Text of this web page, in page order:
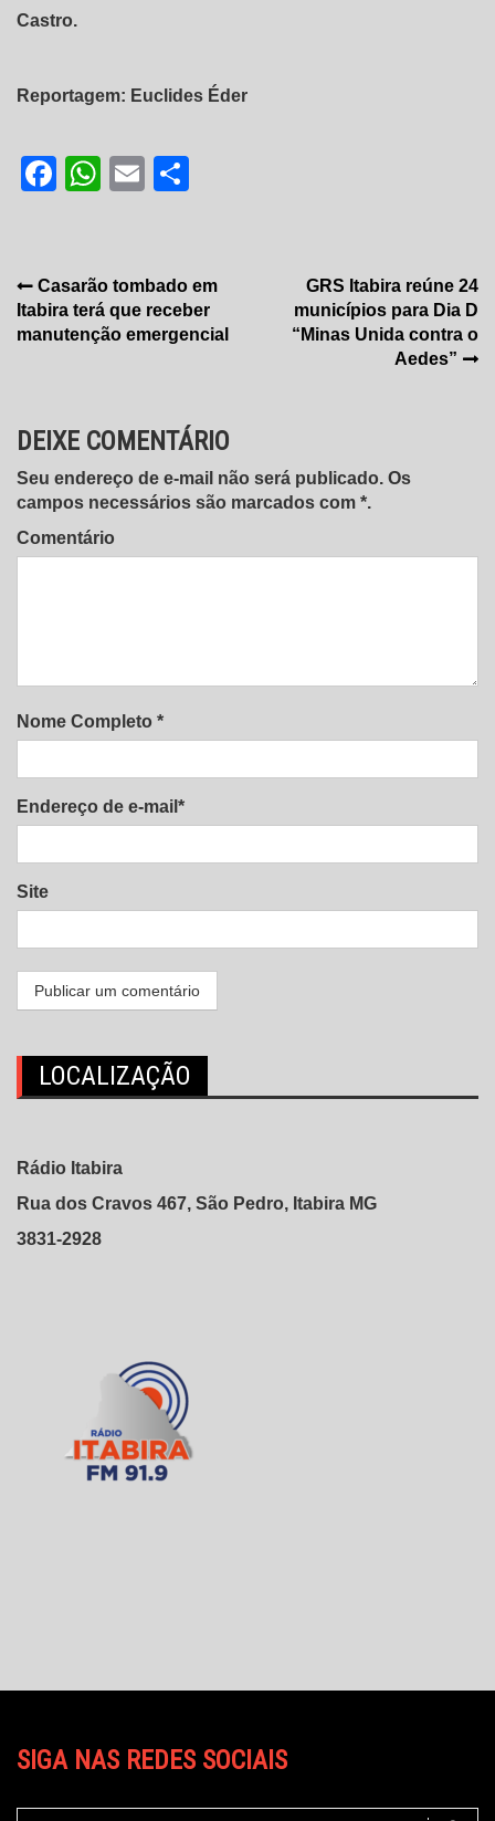
Castro.
Reportagem: Euclides Éder
Facebook
WhatsApp
Email
Navegação
de
Casarão tombado em
Itabira terá que receber
manutenção emergencial
GRS Itabira reúne 24
municípios para Dia D
“Minas Unida contra o
Aedes”
DEIXE COMENTÁRIO
Seu endereço de e-mail não será publicado. Os
campos necessários são marcados com *.
Comentário
Nome Completo *
Endereço de e-mail*
Site
LOCALIZAÇÃO
Rádio Itabira
Rua dos Cravos 467, São Pedro, Itabira MG
3831-2928
SIGA NAS REDES SOCIAIS